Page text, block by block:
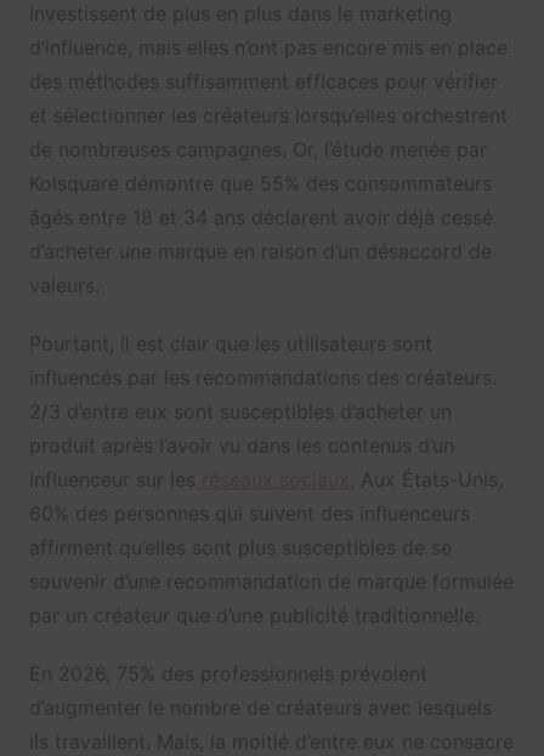
investissent de plus en plus dans le marketing
d’influence, mais elles n’ont pas encore mis en place
des méthodes suffisamment efficaces pour vérifier
et sélectionner les créateurs lorsqu’elles orchestrent
de nombreuses campagnes. Or, l’étude menée par
Kolsquare démontre que 55% des consommateurs
âgés entre 18 et 34 ans déclarent avoir déjà cessé
d’acheter une marque en raison d’un désaccord de
valeurs.
Pourtant, il est clair que les utilisateurs sont
influencés par les recommandations des créateurs.
2/3 d’entre eux sont susceptibles d’acheter un
produit après l’avoir vu dans les contenus d’un
influenceur sur les
Aux États-Unis,
60% des personnes qui suivent des influenceurs
affirment qu’elles sont plus susceptibles de se
souvenir d’une recommandation de marque formulée
par un créateur que d’une publicité traditionnelle.
En 2026, 75% des professionnels prévoient
d’augmenter le nombre de créateurs avec lesquels
ils travaillent. Mais, la moitié d’entre eux ne consacre